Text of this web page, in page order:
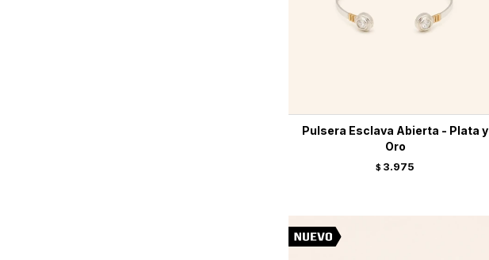
Pulsera Esclava Abierta - Plata y
Oro
$ 3.975